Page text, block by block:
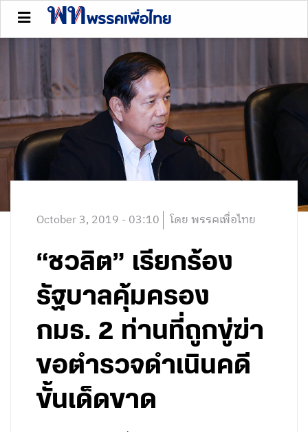
October 3, 2019 - 03:10 โดย พรรคเพื่อไทย
“ชวลิต” เรียกร้อง
รัฐบาลคุ้มครอง
กมธ. 2 ท่านที่ถูกขู่ฆ่า
ขอตำรวจดำเนินคดี
ขั้นเด็ดขาด